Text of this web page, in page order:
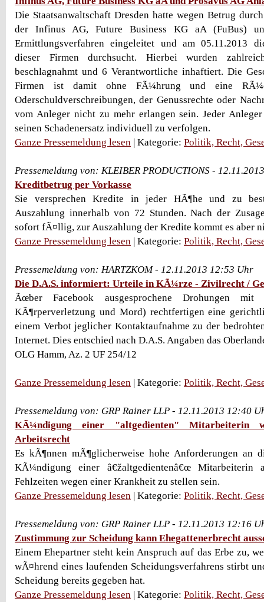
Die Staatsanwaltschaft Dresden hatte wegen Betrug
der Infinus AG, Future Business KG aA (FuBus)
Ermittlungsverfahren eingeleitet und am 05.11.2013
dieser Firmen durchsucht. Hierbei wurden
beschlagnahmt und 6 Verantwortliche inhaftiert. Die
Firmen ist damit ohne FÃ¼hrung und eine
Oderschuldverschreibungen, der Genussrechte oder
vom Anleger nicht zu mehr erlangen sein. Jeder
seinen Schadenersatz individuell zu verfolgen.
Ganze Pressemeldung lesen | Kategorie: Politik, Recht,
Pressemeldung von: KLEIBER PRODUCTIONS -
Kreditbetrug per Vorkasse
Sie versprechen Kredite in jeder HÃ¶he und zu
Auszahlung innerhalb von 72 Stunden. Nach der
sofort fÃ¤llig, zur Auszahlung der Kredite kommt es aber
Ganze Pressemeldung lesen | Kategorie: Politik, Recht,
Pressemeldung von: HARTZKOM - 12.11.2013 12:53 Uhr
Die D.A.S. informiert: Urteile in KÃ¼rze - Zivilrecht /
Ãœber Facebook ausgesprochene Drohungen mit
KÃ¶rperverletzung und Mord) rechtfertigen eine
einem Verbot jeglicher Kontaktaufnahme zu der
Internet. Dies entschied nach D.A.S. Angaben das
OLG Hamm, Az. 2 UF 254/12
Ganze Pressemeldung lesen | Kategorie: Politik, Recht,
Pressemeldung von: GRP Rainer LLP - 12.11.2013 12:40
KÃ¼ndigung einer "altgedienten" Mitarbeiterin
Arbeitsrecht
Es kÃ¶nnen mÃ¶glicherweise hohe Anforderungen an
KÃ¼ndigung einer â€žaltgedientenâ€œ Mitarbeiterin
Fehlzeiten wegen einer Krankheit zu stellen sein.
Ganze Pressemeldung lesen | Kategorie: Politik, Recht,
Pressemeldung von: GRP Rainer LLP - 12.11.2013 12:16
Zustimmung zur Scheidung kann Ehegattenerbrecht
Einem Ehepartner steht kein Anspruch auf das Erbe zu,
wÃ¤hrend eines laufenden Scheidungsverfahrens stirbt
Scheidung bereits gegeben hat.
Ganze Pressemeldung lesen | Kategorie: Politik, Recht,